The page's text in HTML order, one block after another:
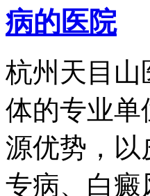
病的医院
杭州天目山
体的专业单
源优势，以
专病、白癜